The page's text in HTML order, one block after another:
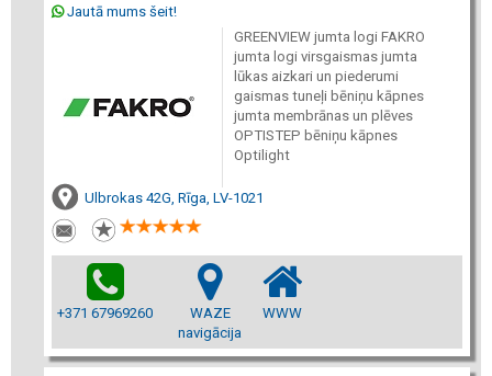
Jautā mums šeit!
GREENVIEW jumta logi FAKRO
jumta logi virsgaismas jumta
lūkas aizkari un piederumi
gaismas tuneļi bēniņu kāpnes
jumta membrānas un plēves
OPTISTEP bēniņu kāpnes
Optilight
Ulbrokas 42G, Rīga, LV-1021
+371 67969260
WAZE
navigācija
WWW